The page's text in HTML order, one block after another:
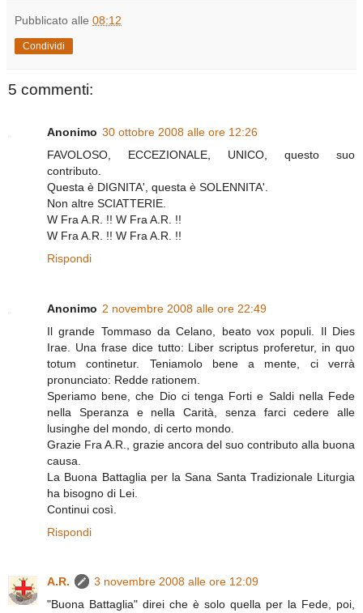
Pubblicato alle 08:12
Condividi
5 commenti:
Anonimo 30 ottobre 2008 alle ore 12:26
FAVOLOSO, ECCEZIONALE, UNICO, questo suo
contributo.
Questa è DIGNITA', questa è SOLENNITA'.
Non altre SCIATTERIE.
W Fra A.R. !! W Fra A.R. !!
W Fra A.R. !! W Fra A.R. !!
Rispondi
Anonimo 2 novembre 2008 alle ore 22:49
Il grande Tommaso da Celano, beato vox populi. Il Dies
Irae. Una frase dice tutto: Liber scriptus proferetur, in quo
totum continetur. Teniamolo bene a mente, ci verrà
pronunciato: Redde rationem.
Speriamo bene, che Dio ci tenga Forti e Saldi nella Fede
nella Speranza e nella Carità, senza farci cedere alle
lusinghe del mondo, di certo mondo.
Grazie Fra A.R., grazie ancora del suo contributo alla buona
causa.
La Buona Battaglia per la Sana Santa Tradizionale Liturgia
ha bisogno di Lei.
Continui così.
Rispondi
A.R.
3 novembre 2008 alle ore 12:09
"Buona Battaglia" direi che è solo quella per la Fede, poi,